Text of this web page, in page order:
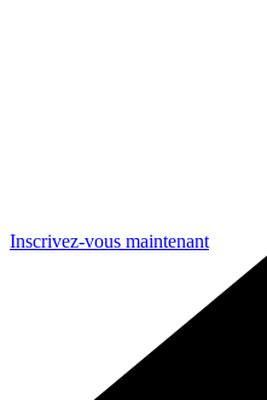
Inscrivez-vous maintenant